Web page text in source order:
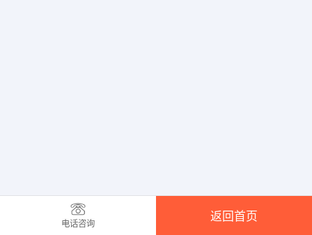
电话咨询
返回首页